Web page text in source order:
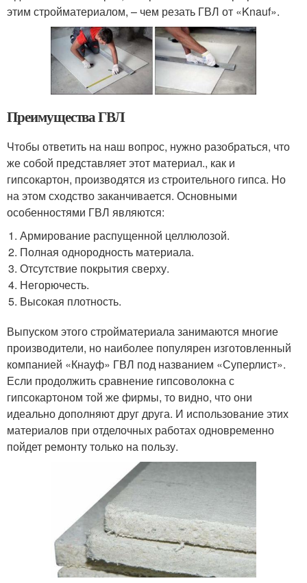
этим стройматериалом, – чем резать ГВЛ от «Knauf».
Преимущества ГВЛ
Чтобы ответить на наш вопрос, нужно разобраться, что
же собой представляет этот материал., как и
гипсокартон, производятся из строительного гипса. Но
на этом сходство заканчивается. Основными
особенностями ГВЛ являются:
Армирование распущенной целлюлозой.
Полная однородность материала.
Отсутствие покрытия сверху.
Негорючесть.
Высокая плотность.
Выпуском этого стройматериала занимаются многие
производители, но наиболее популярен изготовленный
компанией «Кнауф» ГВЛ под названием «Суперлист».
Если продолжить сравнение гипсоволокна с
гипсокартоном той же фирмы, то видно, что они
идеально дополняют друг друга. И использование этих
материалов при отделочных работах одновременно
пойдет ремонту только на пользу.